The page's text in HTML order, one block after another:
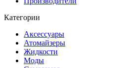
Категории
Аксессуары
Атомайзеры
Жидкости
Моды